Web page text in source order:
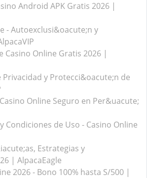
Android APK Gratis 2026 |
- Autoexclusi&oacute;n y
Casino Online Gratis 2026 |
y Protecci&oacute;n de
Online Seguro en Per&uacute;
Condiciones de Uso - Casino Online
Estrategias y
| AlpacaEagle
2026 - Bono 100% hasta S/500 |